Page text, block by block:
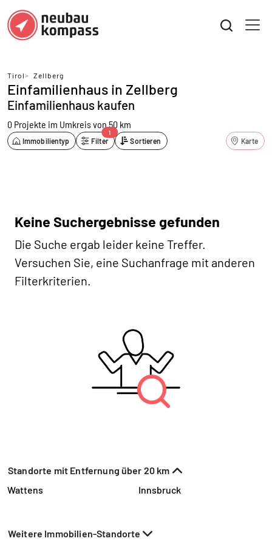
Tirol> Zellberg
Einfamilienhaus in Zellberg
Einfamilienhaus kaufen
0 Projekte im Umkreis von 50 km
Immobilientyp Filter
1
Sortieren Karte
Keine Suchergebnisse gefunden
Die Suche ergab leider keine Treffer.
Versuchen Sie, eine Suchanfrage mit anderen
Filterkriterien.
Standorte mit Entfernung über 20 km
Wattens
Innsbruck
Weitere Immobilien-Standorte